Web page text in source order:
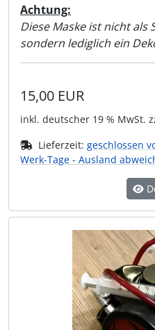
Achtung:
Diese Maske ist nicht als
sondern lediglich ein
15,00 EUR
inkl. deutscher 19 % MwSt.
Lieferzeit: geschlossen
Werk-Tage - Ausland